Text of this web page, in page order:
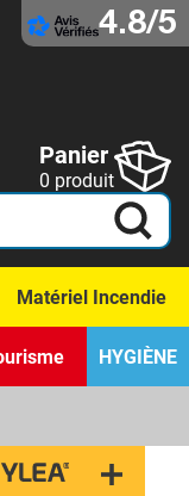
4.8/5
Panier
0 produit
Matériel Incendie
HYGIÈNE